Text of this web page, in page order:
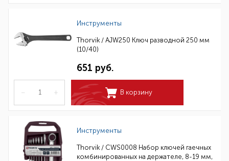
Инструменты
Thorvik / AJW250 Ключ разводной 250 мм
(10/40)
651 руб.
– + В корзину
Инструменты
Thorvik / CWS0008 Набор ключей гаечных
комбинированных на держателе, 8-19 мм,